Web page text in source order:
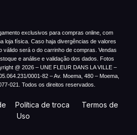
exclusivos para compras online, com
loja física. Caso haja divergências de valores
válido será o do carrinho de compras. Vendas
e análise e validação dos dados. Fotos
@ 2026 – UNE FLEUR DANS LA VILLE –
0001-82 – Av. Moema, 480 – Moema,
021. Todos os direitos reservados.
Política de troca
Termos de
Uso